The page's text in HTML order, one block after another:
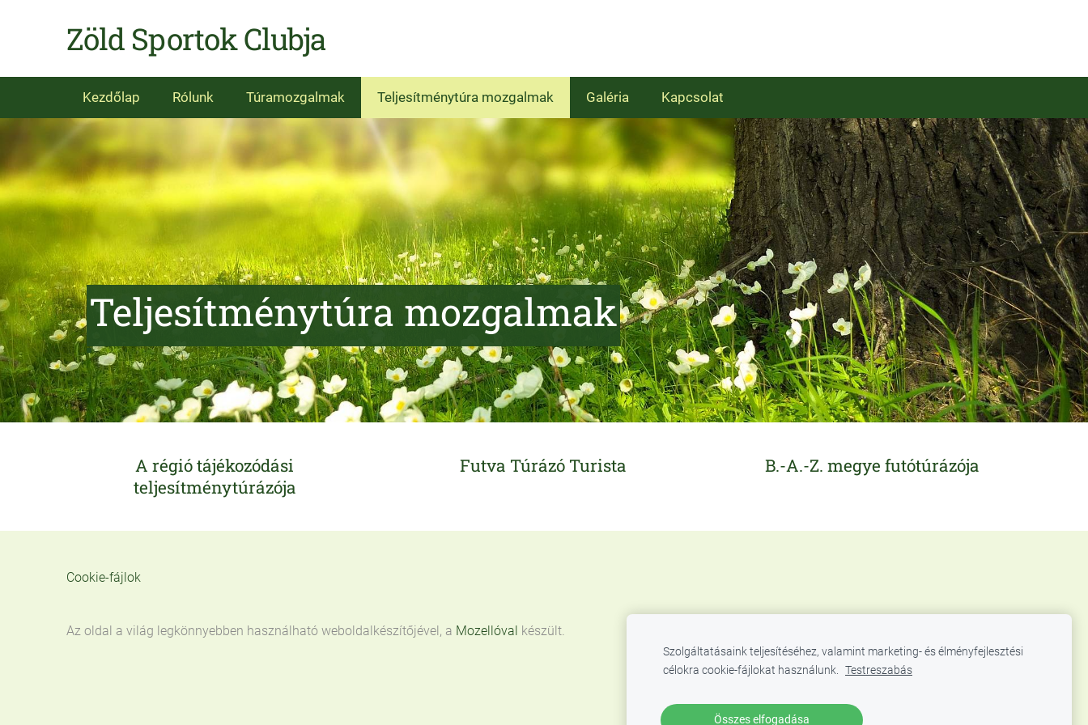
Zöld Sportok Clubja
Kezdőlap Rólunk Túramozgalmak Teljesítménytúra mozgalmak Galéria Kapcsolat
Teljesítménytúra mozgalmak
A régió tájékozódási
teljesítménytúrázója
Futva Túrázó Turista B.-A.-Z. megye futótúrázója
Cookie-fájlok
Az oldal a világ legkönnyebben használható weboldalkészítőjével, a Mozellóval készült.
Szolgáltatásaink teljesítéséhez, valamint marketing- és élményfejlesztési
célokra cookie-fájlokat használunk. Testreszabás
Összes elfogadása